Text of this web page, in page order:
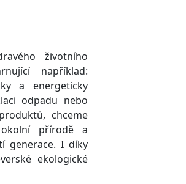
životního
například:
a energeticky
odpadu nebo
chceme
přírodě a
generace. I díky
ekologické